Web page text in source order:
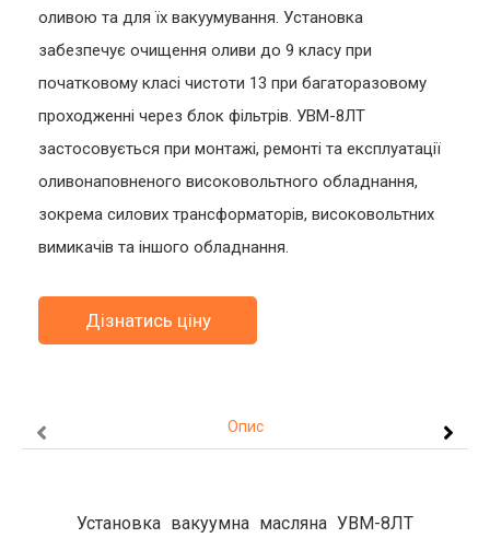
оливою та для їх вакуумування. Установка
забезпечує очищення оливи до 9 класу при
початковому класі чистоти 13 при багаторазовому
проходженні через блок фільтрів. УВМ-8ЛТ
застосовується при монтажі, ремонті та експлуатації
оливонаповненого високовольтного обладнання,
зокрема силових трансформаторів, високовольтних
вимикачів та іншого обладнання.
Дізнатись ціну
Опис
Установка вакуумна масляна УВМ-8ЛТ